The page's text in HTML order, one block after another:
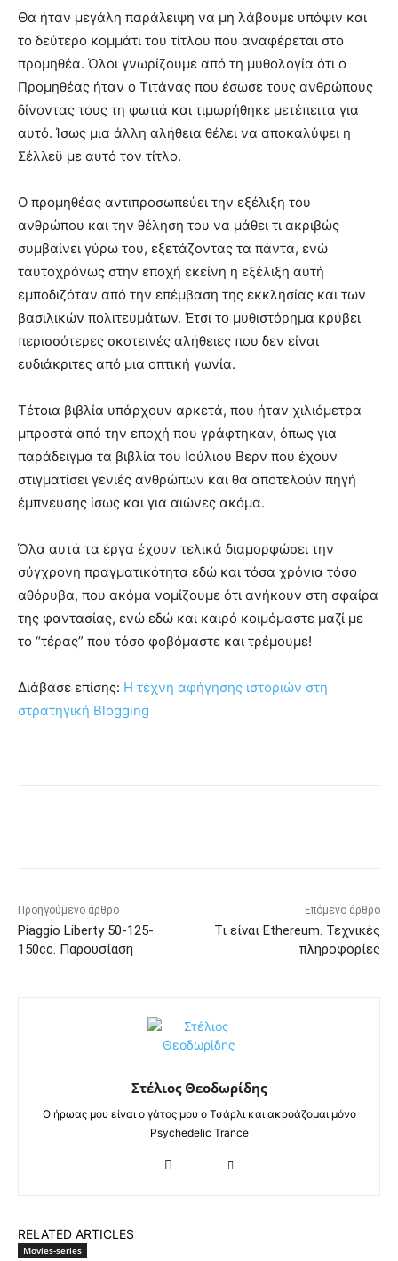
Θα ήταν μεγάλη παράλειψη να μη λάβουμε υπόψιν και
το δεύτερο κομμάτι του τίτλου που αναφέρεται στο
προμηθέα. Όλοι γνωρίζουμε από τη μυθολογία ότι ο
Προμηθέας ήταν ο Τιτάνας που έσωσε τους ανθρώπους
δίνοντας τους τη φωτιά και τιμωρήθηκε μετέπειτα για
αυτό. Ίσως μια άλλη αλήθεια θέλει να αποκαλύψει η
Σέλλεϋ με αυτό τον τίτλο.
Ο προμηθέας αντιπροσωπεύει την εξέλιξη του
ανθρώπου και την θέληση του να μάθει τι ακριβώς
συμβαίνει γύρω του, εξετάζοντας τα πάντα, ενώ
ταυτοχρόνως στην εποχή εκείνη η εξέλιξη αυτή
εμποδιζόταν από την επέμβαση της εκκλησίας και των
βασιλικών πολιτευμάτων. Έτσι το μυθιστόρημα κρύβει
περισσότερες σκοτεινές αλήθειες που δεν είναι
ευδιάκριτες από μια οπτική γωνία.
Τέτοια βιβλία υπάρχουν αρκετά, που ήταν χιλιόμετρα
μπροστά από την εποχή που γράφτηκαν, όπως για
παράδειγμα τα βιβλία του Ιούλιου Βερν που έχουν
στιγματίσει γενιές ανθρώπων και θα αποτελούν πηγή
έμπνευσης ίσως και για αιώνες ακόμα.
Όλα αυτά τα έργα έχουν τελικά διαμορφώσει την
σύγχρονη πραγματικότητα εδώ και τόσα χρόνια τόσο
αθόρυβα, που ακόμα νομίζουμε ότι ανήκουν στη σφαίρα
της φαντασίας, ενώ εδώ και καιρό κοιμόμαστε μαζί με
το “τέρας” που τόσο φοβόμαστε και τρέμουμε!
Διάβασε επίσης: Η τέχνη αφήγησης ιστοριών στη
στρατηγική Blogging
Προηγούμενο άρθρο
Piaggio Liberty 50-125-
150cc. Παρουσίαση
Επόμενο άρθρο
Τι είναι Ethereum. Τεχνικές
πληροφορίες
Στέλιος Θεοδωρίδης
Ο ήρωας μου είναι ο γάτος μου ο Τσάρλι και ακροάζομαι μόνο
Psychedelic Trance
RELATED ARTICLES
Movies-series